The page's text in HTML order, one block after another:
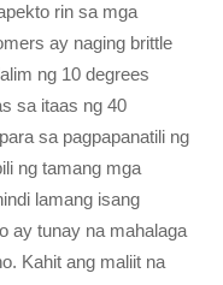
rin sa mga
ay naging brittle
ng 10 degrees
sa itaas ng 40
sa pagpapanatili ng
ng tamang mga
lamang isang
ay tunay na mahalaga
Kahit ang maliit na